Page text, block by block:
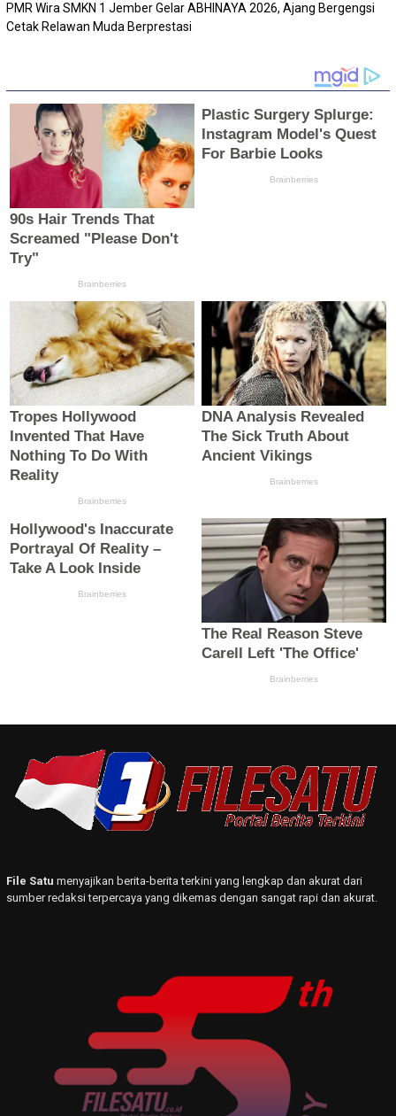
PMR Wira SMKN 1 Jember Gelar ABHINAYA 2026, Ajang Bergengsi
Cetak Relawan Muda Berprestasi
File Satu menyajikan berita-berita terkini yang lengkap dan akurat dari
sumber redaksi terpercaya yang dikemas dengan sangat rapi dan akurat.